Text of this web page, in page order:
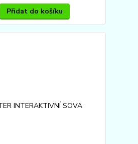
Přidat do košíku